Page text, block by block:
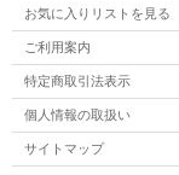
お気に入りリストを見る
ご利用案内
特定商取引法表示
個人情報の取扱い
サイトマップ